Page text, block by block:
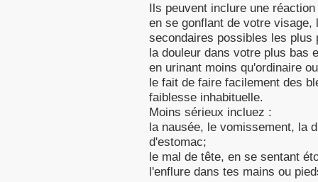
Ils peuvent inclure une
en se gonflant de votre
secondaires possibles les plus
la douleur dans votre plus bas
en urinant moins qu'ordinaire
le fait de faire facilement des
faiblesse inhabituelle.
Moins sérieux incluez :
la nausée, le vomissement, la
d'estomac;
le mal de tête, en se sentant
l'enflure dans tes mains ou